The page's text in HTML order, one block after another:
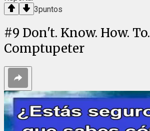
3puntos
#9 Don't. Know. How. To.
Comptupeter